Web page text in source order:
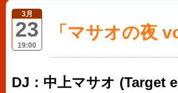
3月
23
19:00
「マサオの夜
DJ：中上マサオ (Target